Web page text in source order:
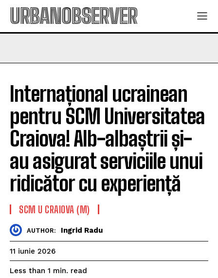
URBANOBSERVER
Internațional ucrainean
pentru SCM Universitatea
Craiova! Alb-albaștrii și-
au asigurat serviciile unui
ridicător cu experiență
SCM U CRAIOVA (M)
AUTHOR: Ingrid Radu
11 iunie 2026
Less than 1 min. read